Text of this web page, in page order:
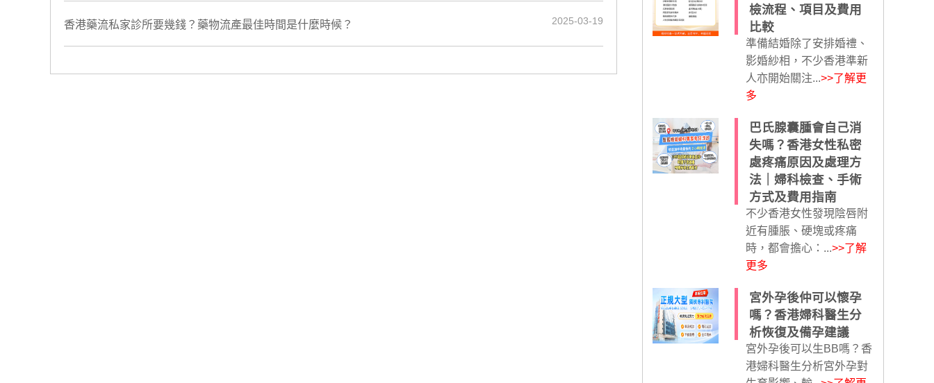
香港藥流私家診所要幾錢？藥物流產最佳時間是什麼時候？ 2025-03-19
檢流程、項目及費用
比較
準備結婚除了安排婚禮、
影婚紗相，不少香港準新
人亦開始關注...>>了解更
多
巴氏腺囊腫會自己消
失嗎？香港女性私密
處疼痛原因及處理方
法｜婦科檢查、手術
方式及費用指南
不少香港女性發現陰唇附
近有腫脹、硬塊或疼痛
時，都會擔心：...>>了解
更多
宮外孕後仲可以懷孕
嗎？香港婦科醫生分
析恢復及備孕建議
宮外孕後可以生BB嗎？香
港婦科醫生分析宮外孕對